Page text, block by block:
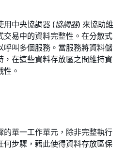
用中央協調器 (協調器) 來協助維
交易中的資料完整性。在分散式
呼叫多個服務。當服務將資料儲
，在這些資料存放區之間維持資
。
的單一工作單元，除非完整執行
何步驟，藉此使得資料存放區保